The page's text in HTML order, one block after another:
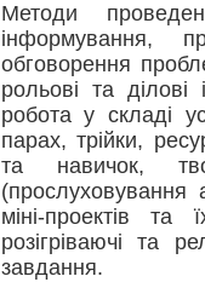
Методи
інформування,
обговорення
рольові та ділові
робота у складі
парах, трійки,
та навичок,
(прослуховування
міні-проектів та
розігріваючі та
завдання.